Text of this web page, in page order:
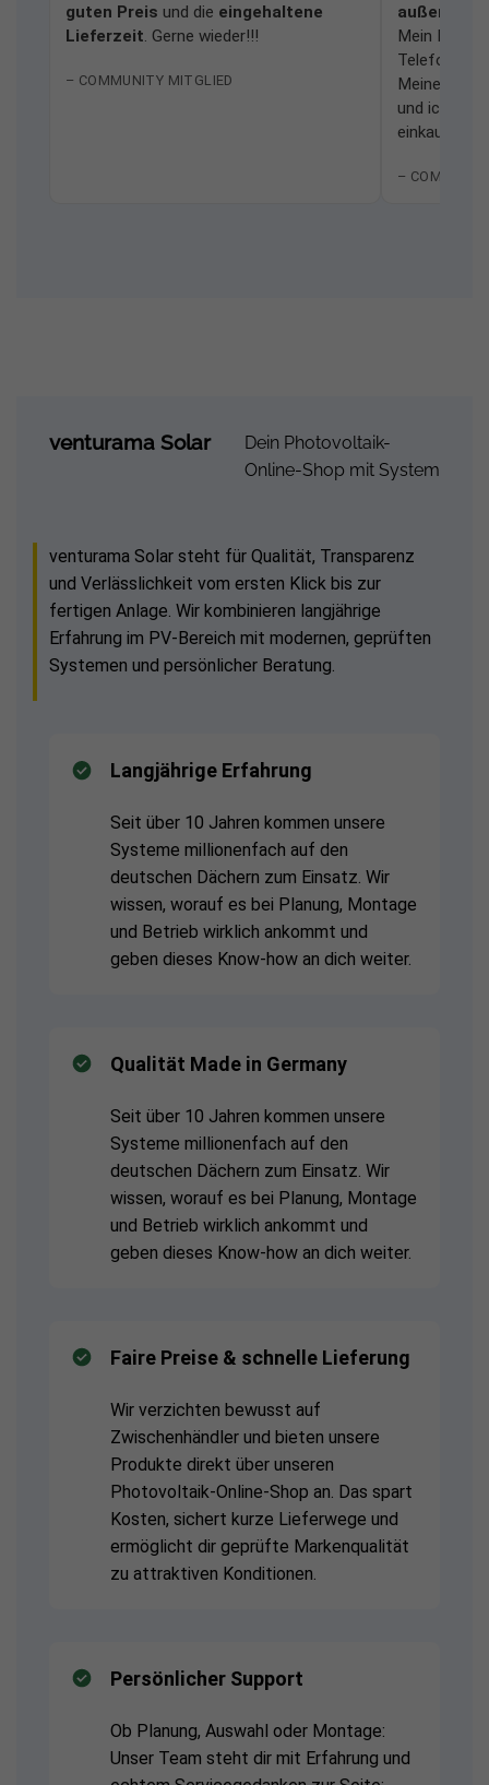
guten Preis und die eingehaltene
Lieferzeit. Gerne wieder!!!
– COMMUNITY MITGLIED
Mein Dank
Meine
und ich
einkaufen.
–
venturama Solar
Dein Photovoltaik-
Online-Shop mit System
venturama Solar steht für Qualität, Transparenz
und Verlässlichkeit vom ersten Klick bis zur
fertigen Anlage. Wir kombinieren langjährige
Erfahrung im PV-Bereich mit modernen, geprüften
Systemen und persönlicher Beratung.
Langjährige Erfahrung
Seit über 10 Jahren kommen unsere
Systeme millionenfach auf den
deutschen Dächern zum Einsatz. Wir
wissen, worauf es bei Planung, Montage
und Betrieb wirklich ankommt und
geben dieses Know-how an dich weiter.
Qualität Made in Germany
Seit über 10 Jahren kommen unsere
Systeme millionenfach auf den
deutschen Dächern zum Einsatz. Wir
wissen, worauf es bei Planung, Montage
und Betrieb wirklich ankommt und
geben dieses Know-how an dich weiter.
Faire Preise & schnelle Lieferung
Wir verzichten bewusst auf
Zwischenhändler und bieten unsere
Produkte direkt über unseren
Photovoltaik-Online-Shop an. Das spart
Kosten, sichert kurze Lieferwege und
ermöglicht dir geprüfte Markenqualität
zu attraktiven Konditionen.
Persönlicher Support
Ob Planung, Auswahl oder Montage:
Unser Team steht dir mit Erfahrung und